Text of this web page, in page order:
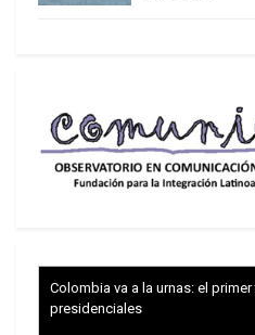
Colombia va a la urnas: el
presidenciales